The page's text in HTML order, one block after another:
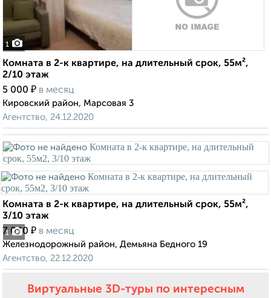
1
Комната в 2-к квартире, на длительный срок, 55м²,
2/10 этаж
5 000 ₽ в месяц
Кировский район, Марсовая 3
Агентство, 24.12.2020
1
Комната в 2-к квартире, на длительный срок, 55м²,
3/10 этаж
7 000 ₽ в месяц
Железнодорожный район, Демьяна Бедного 19
Агентство, 22.12.2020
Виртуальные 3D-туры по интересным